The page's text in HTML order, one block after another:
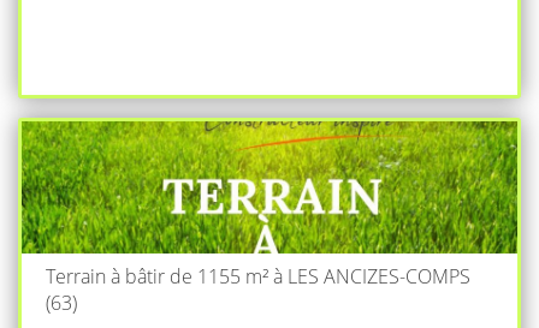
Terrain à bâtir de 1155 m² à LES ANCIZES-COMPS
(63)